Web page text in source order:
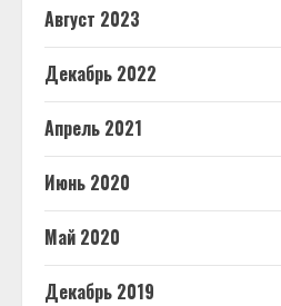
Август 2023
Декабрь 2022
Апрель 2021
Июнь 2020
Май 2020
Декабрь 2019